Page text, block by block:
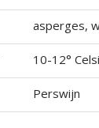
asperges,
10-12°
Perswijn